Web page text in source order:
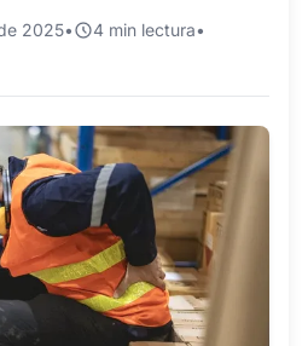
2025• 4 min lectura•